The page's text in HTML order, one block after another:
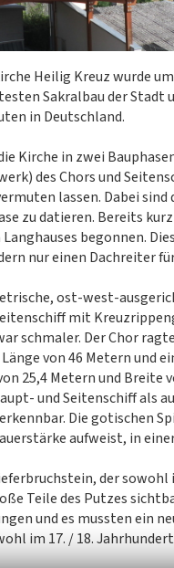
Heilig Kreuz wurde
Sakralbau der Stadt
in Deutschland.
Kirche in zwei
des Chors und
lassen. Dabei
zu datieren. Bereits
begonnen.
nur einen Dachreiter
ost-west-
mit
schmaler. Der Chor
von 46 Metern und
25,4 Metern und Breite
und Seitenschiff als
Die gotischen
aufweist, in
der
Teile des Putzes
und es mussten ein
im 17. / 18.